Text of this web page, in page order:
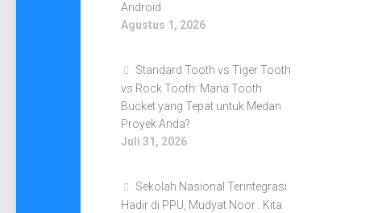
Android
Agustus 1, 2026
Standard Tooth vs Tiger Tooth
vs Rock Tooth: Mana Tooth
Bucket yang Tepat untuk Medan
Proyek Anda?
Juli 31, 2026
Sekolah Nasional Terintegrasi
Hadir di PPU, Mudyat Noor : Kita